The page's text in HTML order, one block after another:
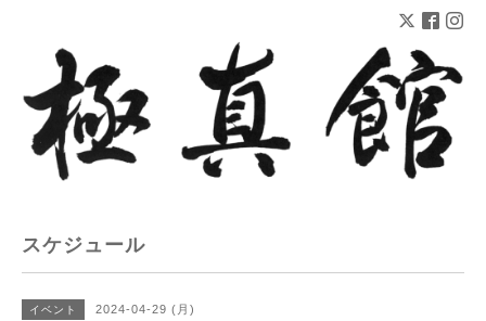
スケジュール
イベント 2024-04-29 (月)